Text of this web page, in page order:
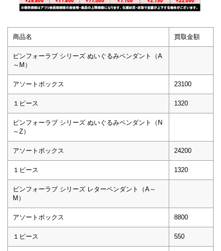
商品名 買取金額
ピンフォーラブ シリーズ ぬいぐるみペンダント（A
～M）
アソートボックス 23100
１ピース 1320
ピンフォーラブ シリーズ ぬいぐるみペンダント（N
～Z）
アソートボックス 24200
１ピース 1320
ピンフォーラブ シリーズ レターペンダント（A～
M）
アソートボックス 8800
１ピース 550